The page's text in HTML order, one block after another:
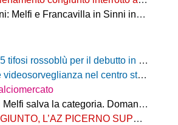
in Sinni insieme nel Girone H
per il debutto in Coppa Italia Frecciarossa
centro storico: il Comitato per la sicurezza rafforza le misure
la categoria. Domani l'attesa per i gironi
L’AZ PICERNO SUPERA L’AS MELFI